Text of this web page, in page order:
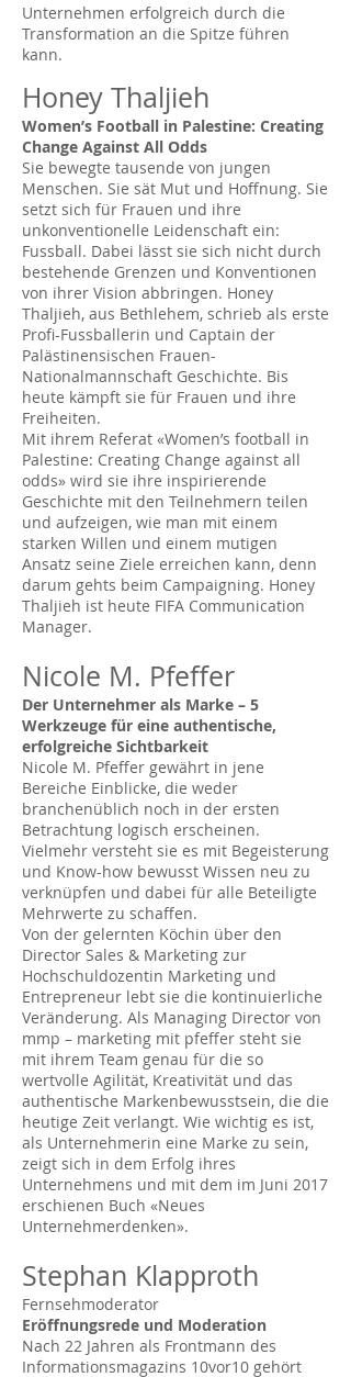
Unternehmen erfolgreich durch die
Transformation an die Spitze führen
kann.
Honey Thaljieh
Women’s Football in Palestine: Creating
Change Against All Odds
Sie bewegte tausende von jungen
Menschen. Sie sät Mut und Hoffnung. Sie
setzt sich für Frauen und ihre
unkonventionelle Leidenschaft ein:
Fussball. Dabei lässt sie sich nicht durch
bestehende Grenzen und Konventionen
von ihrer Vision abbringen. Honey
Thaljieh, aus Bethlehem, schrieb als erste
Profi-Fussballerin und Captain der
Palästinensischen Frauen-
Nationalmannschaft Geschichte. Bis
heute kämpft sie für Frauen und ihre
Freiheiten.
Mit ihrem Referat «Women’s football in
Palestine: Creating Change against all
odds» wird sie ihre inspirierende
Geschichte mit den Teilnehmern teilen
und aufzeigen, wie man mit einem
starken Willen und einem mutigen
Ansatz seine Ziele erreichen kann, denn
darum gehts beim Campaigning. Honey
Thaljieh ist heute FIFA Communication
Manager.
Nicole M. Pfeffer
Der Unternehmer als Marke – 5
Werkzeuge für eine authentische,
erfolgreiche Sichtbarkeit
Nicole M. Pfeffer gewährt in jene
Bereiche Einblicke, die weder
branchenüblich noch in der ersten
Betrachtung logisch erscheinen.
Vielmehr versteht sie es mit Begeisterung
und Know-how bewusst Wissen neu zu
verknüpfen und dabei für alle Beteiligte
Mehrwerte zu schaffen.
Von der gelernten Köchin über den
Director Sales & Marketing zur
Hochschuldozentin Marketing und
Entrepreneur lebt sie die kontinuierliche
Veränderung. Als Managing Director von
mmp – marketing mit pfeffer steht sie
mit ihrem Team genau für die so
wertvolle Agilität, Kreativität und das
authentische Markenbewusstsein, die die
heutige Zeit verlangt. Wie wichtig es ist,
als Unternehmerin eine Marke zu sein,
zeigt sich in dem Erfolg ihres
Unternehmens und mit dem im Juni 2017
erschienen Buch «Neues
Unternehmerdenken».
Stephan Klapproth
Fernsehmoderator
Eröffnungsrede und Moderation
Nach 22 Jahren als Frontmann des
Informationsmagazins 10vor10 gehört